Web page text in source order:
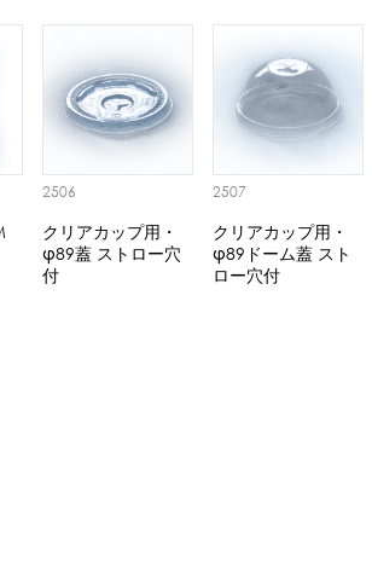
2506
クリアカップ用・
φ89蓋 ストロー穴
付
2507
クリアカップ用・
φ89ドーム蓋 スト
ロー穴付